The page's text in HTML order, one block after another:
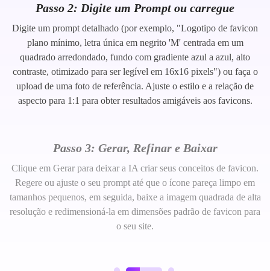
Passo 2: Digite um Prompt ou carregue
Digite um prompt detalhado (por exemplo, "Logotipo de favicon
plano mínimo, letra única em negrito 'M' centrada em um
quadrado arredondado, fundo com gradiente azul a azul, alto
contraste, otimizado para ser legível em 16x16 pixels") ou faça o
upload de uma foto de referência. Ajuste o estilo e a relação de
aspecto para 1:1 para obter resultados amigáveis aos favicons.
Passo 3: Gerar, Refinar e Baixar
Clique em Gerar para deixar a IA criar seus conceitos de favicon.
Regere ou ajuste o seu prompt até que o ícone pareça limpo em
tamanhos pequenos, em seguida, baixe a imagem quadrada de alta
resolução e redimensioná-la em dimensões padrão de favicon para
o seu site.